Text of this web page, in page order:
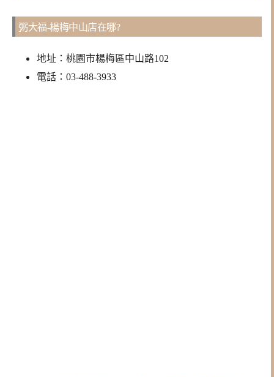
粥大福-楊梅中山店在哪?
地址：桃園市楊梅區中山路102
電話：03-488-3933